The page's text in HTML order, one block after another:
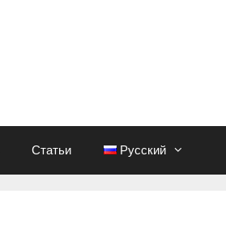
Статьи Русский